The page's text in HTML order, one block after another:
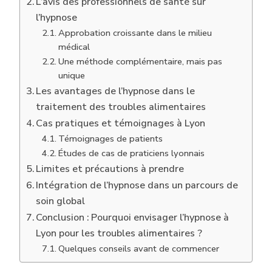
l’hypnose
Approbation croissante dans le milieu
médical
Une méthode complémentaire, mais pas
unique
Les avantages de l’hypnose dans le
traitement des troubles alimentaires
Cas pratiques et témoignages à Lyon
Témoignages de patients
Études de cas de praticiens lyonnais
Limites et précautions à prendre
Intégration de l’hypnose dans un parcours de
soin global
Conclusion : Pourquoi envisager l’hypnose à
Lyon pour les troubles alimentaires ?
Quelques conseils avant de commencer